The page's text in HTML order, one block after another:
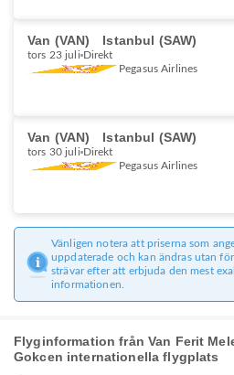
Van (VAN) Istanbul (SAW)
tors 23 juli Direkt
Pegasus Airlines
Van (VAN) Istanbul (SAW)
tors 30 juli Direkt
Pegasus Airlines
Vänligen notera att priserna som
uppdaterade och kan ändras utan
strävar efter att erbjuda den mest
informationen.
Flyginformation från Van Ferit
Gokcen internationella flygplats